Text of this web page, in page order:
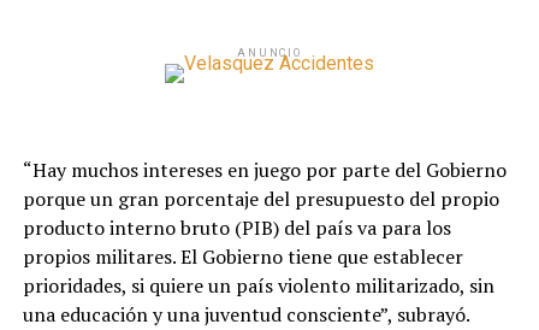
ANUNCIO
“Hay muchos intereses en juego por parte del Gobierno
porque un gran porcentaje del presupuesto del propio
producto interno bruto (PIB) del país va para los
propios militares. El Gobierno tiene que establecer
prioridades, si quiere un país violento militarizado, sin
una educación y una juventud consciente”, subrayó.